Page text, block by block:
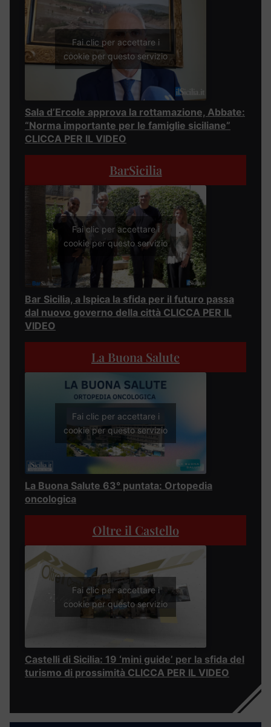
Fai clic per accettare i
cookie per questo servizio
Sala d’Ercole approva la rottamazione, Abbate:
“Norma importante per le famiglie siciliane”
CLICCA PER IL VIDEO
BarSicilia
Fai clic per accettare i
cookie per questo servizio
Bar Sicilia, a Ispica la sfida per il futuro passa
dal nuovo governo della città CLICCA PER IL
VIDEO
La Buona Salute
Fai clic per accettare i
cookie per questo servizio
La Buona Salute 63° puntata: Ortopedia
oncologica
Oltre il Castello
Fai clic per accettare i
cookie per questo servizio
Castelli di Sicilia: 19 ‘mini guide’ per la sfida del
turismo di prossimità CLICCA PER IL VIDEO